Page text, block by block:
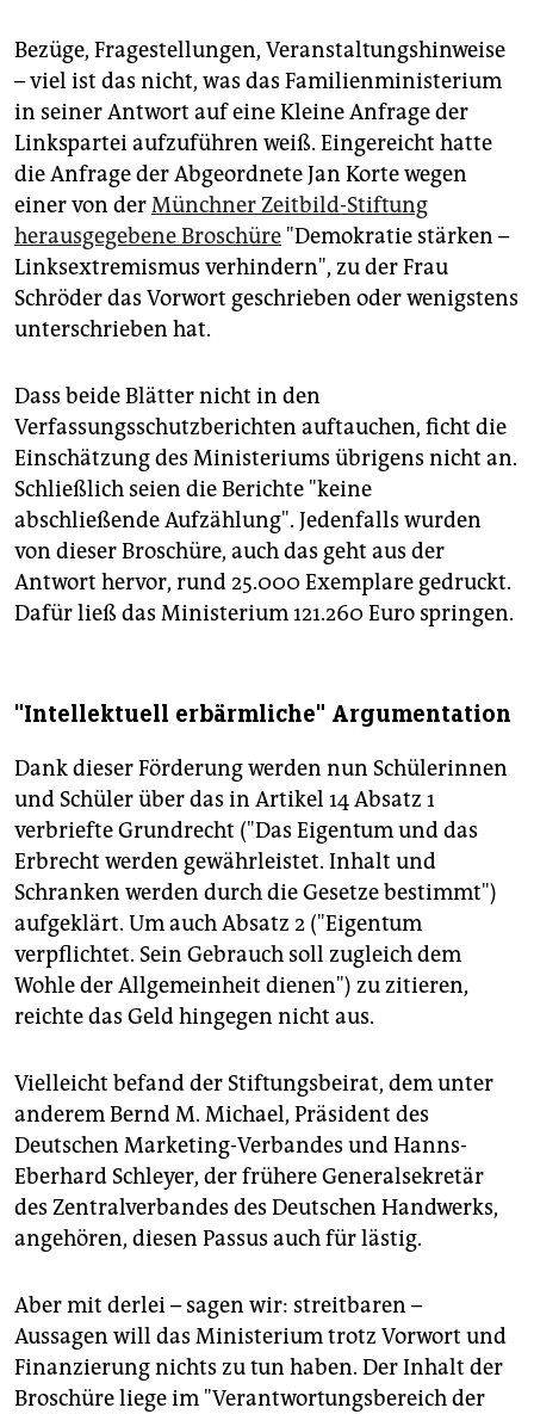
Bezüge, Fragestellungen, Veranstaltungshinweise
– viel ist das nicht, was das Familienministerium
in seiner Antwort auf eine Kleine Anfrage der
Linkspartei aufzuführen weiß. Eingereicht hatte
die Anfrage der Abgeordnete Jan Korte wegen
einer von derMünchner Zeitbild-Stiftung
herausgegebene Broschüre "Demokratie stärken –
Linksextremismus verhindern", zu der Frau
Schröder das Vorwort geschrieben oder wenigstens
unterschrieben hat.
Dass beide Blätter nicht in den
Verfassungsschutzberichten auftauchen, ficht die
Einschätzung des Ministeriums übrigens nicht an.
Schließlich seien die Berichte "keine
abschließende Aufzählung". Jedenfalls wurden
von dieser Broschüre, auch das geht aus der
Antwort hervor, rund 25.000 Exemplare gedruckt.
Dafür ließ das Ministerium 121.260 Euro springen.
"Intellektuell erbärmliche" Argumentation
Dank dieser Förderung werden nun Schülerinnen
und Schüler über das in Artikel 14 Absatz 1
verbriefte Grundrecht ("Das Eigentum und das
Erbrecht werden gewährleistet. Inhalt und
Schranken werden durch die Gesetze bestimmt")
aufgeklärt. Um auch Absatz 2 ("Eigentum
verpflichtet. Sein Gebrauch soll zugleich dem
Wohle der Allgemeinheit dienen") zu zitieren,
reichte das Geld hingegen nicht aus.
Vielleicht befand der Stiftungsbeirat, dem unter
anderem Bernd M. Michael, Präsident des
Deutschen Marketing-Verbandes und Hanns-
Eberhard Schleyer, der frühere Generalsekretär
des Zentralverbandes des Deutschen Handwerks,
angehören, diesen Passus auch für lästig.
Aber mit derlei – sagen wir: streitbaren –
Aussagen will das Ministerium trotz Vorwort und
Finanzierung nichts zu tun haben. Der Inhalt der
Broschüre liege im "Verantwortungsbereich der